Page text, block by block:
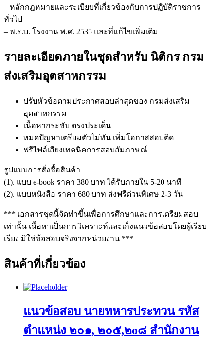
– หลักกฎหมายและระเบียบที่เกี่ยวข้องกับการปฏิบัติราชการ
ทั่วไป
– พ.ร.บ. โรงงาน พ.ศ. 2535 และที่แก้ไขเพิ่มเติม
รายละเอียดภายในชุดสำหรับ นิติกร กรม
ส่งเสริมอุตสาหกรรม
ปรับหัวข้อตามประกาศสอบล่าสุดของ กรมส่งเสริม
อุตสาหกรรม
เนื้อหากระชับ ตรงประเด็น
หมดปัญหาเตรียมตัวไม่ทัน เพิ่มโอกาสสอบติด
ฟรีไฟล์เสียงเทคนิคการสอบสัมภาษณ์
รูปแบบการสั่งชื้อสินค้า
(1). แบบ e-book ราคา 380 บาท ได้รับภายใน 5-20 นาที
(2). แบบหนังสือ ราคา 680 บาท ส่งฟรีด่วนพิเศษ 2-3 วัน
*** เอกสารชุดนี้จัดทำขึ้นเพื่อการศึกษาและการเตรียมสอบ
เท่านั้น เนื้อหาเป็นการวิเคราะห์และเก็งแนวข้อสอบโดยผู้เรียบ
เรียง มิใช่ข้อสอบจริงจากหน่วยงาน ***
สินค้าที่เกี่ยวข้อง
แนวข้อสอบ นายทหารประทวน รหัส
ตำแหน่ง ๒๐๑, ๒๐๕,๒o๘ สำนักงาน